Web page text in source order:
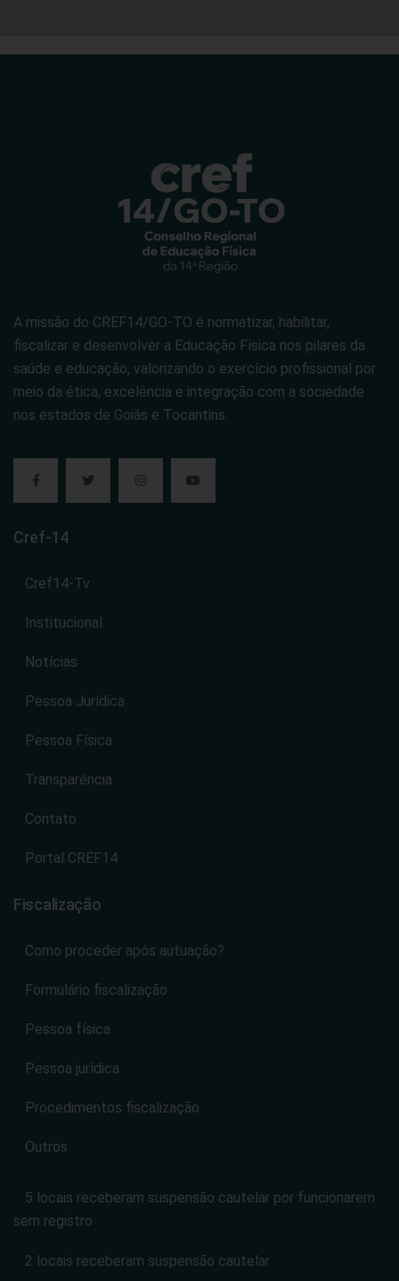
A missão do CREF14/GO-TO é normatizar, habilitar,
fiscalizar e desenvolver a Educação Física nos pilares da
saúde e educação, valorizando o exercício profissional por
meio da ética, excelência e integração com a sociedade
nos estados de Goiás e Tocantins.
Cref-14
Cref14-Tv
Institucional
Notícias
Pessoa Jurídica
Pessoa Física
Transparência
Contato
Portal CREF14
Fiscalização
Como proceder após autuação?
Formulário fiscalização
Pessoa física
Pessoa jurídica
Procedimentos fiscalização
Outros
5 locais receberam suspensão cautelar por funcionarem
sem registro
2 locais receberam suspensão cautelar